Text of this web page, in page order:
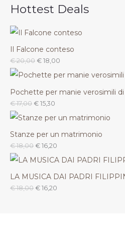
Hottest Deals
Il Falcone conteso
€20,00 € 18,00
Pochette per manie verosimili
€17,00 € 15,30
Stanze per un matrimonio
€18,00 € 16,20
LA MUSICA DAI PADRI
€18,00 € 16,20